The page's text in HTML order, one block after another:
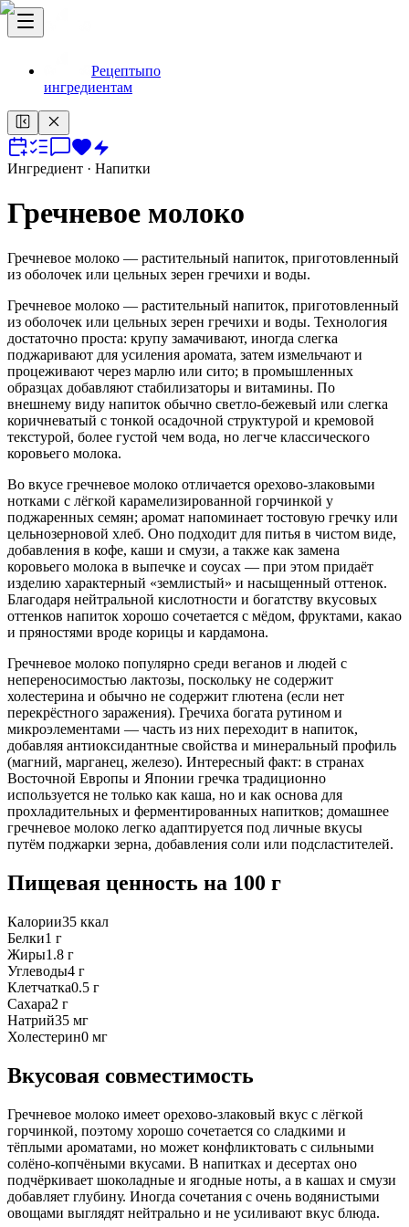
Рецептыпо
ингредиентам
Ингредиент · Напитки
Гречневое молоко
Гречневое молоко — растительный напиток, приготовленный
из оболочек или цельных зерен гречихи и воды.
Гречневое молоко — растительный напиток, приготовленный
из оболочек или цельных зерен гречихи и воды. Технология
достаточно проста: крупу замачивают, иногда слегка
поджаривают для усиления аромата, затем измельчают и
процеживают через марлю или сито; в промышленных
образцах добавляют стабилизаторы и витамины. По
внешнему виду напиток обычно светло-бежевый или слегка
коричневатый с тонкой осадочной структурой и кремовой
текстурой, более густой чем вода, но легче классического
коровьего молока.
Во вкусе гречневое молоко отличается орехово-злаковыми
нотками с лёгкой карамелизированной горчинкой у
поджаренных семян; аромат напоминает тостовую гречку или
цельнозерновой хлеб. Оно подходит для питья в чистом виде,
добавления в кофе, каши и смузи, а также как замена
коровьего молока в выпечке и соусах — при этом придаёт
изделию характерный «землистый» и насыщенный оттенок.
Благодаря нейтральной кислотности и богатству вкусовых
оттенков напиток хорошо сочетается с мёдом, фруктами, какао
и пряностями вроде корицы и кардамона.
Гречневое молоко популярно среди веганов и людей с
непереносимостью лактозы, поскольку не содержит
холестерина и обычно не содержит глютена (если нет
перекрёстного заражения). Гречиха богата рутином и
микроэлементами — часть из них переходит в напиток,
добавляя антиоксидантные свойства и минеральный профиль
(магний, марганец, железо). Интересный факт: в странах
Восточной Европы и Японии гречка традиционно
используется не только как каша, но и как основа для
прохладительных и ферментированных напитков; домашнее
гречневое молоко легко адаптируется под личные вкусы
путём поджарки зерна, добавления соли или подсластителей.
Пищевая ценность на 100 г
Калории35 ккал
Белки1 г
Жиры1.8 г
Углеводы4 г
Клетчатка0.5 г
Сахара2 г
Натрий35 мг
Холестерин0 мг
Вкусовая совместимость
Гречневое молоко имеет орехово-злаковый вкус с лёгкой
горчинкой, поэтому хорошо сочетается со сладкими и
тёплыми ароматами, но может конфликтовать с сильными
солёно-копчёными вкусами. В напитках и десертах оно
подчёркивает шоколадные и ягодные ноты, а в кашах и смузи
добавляет глубину. Иногда сочетания с очень водянистыми
овощами выглядят нейтрально и не усиливают вкус блюда.